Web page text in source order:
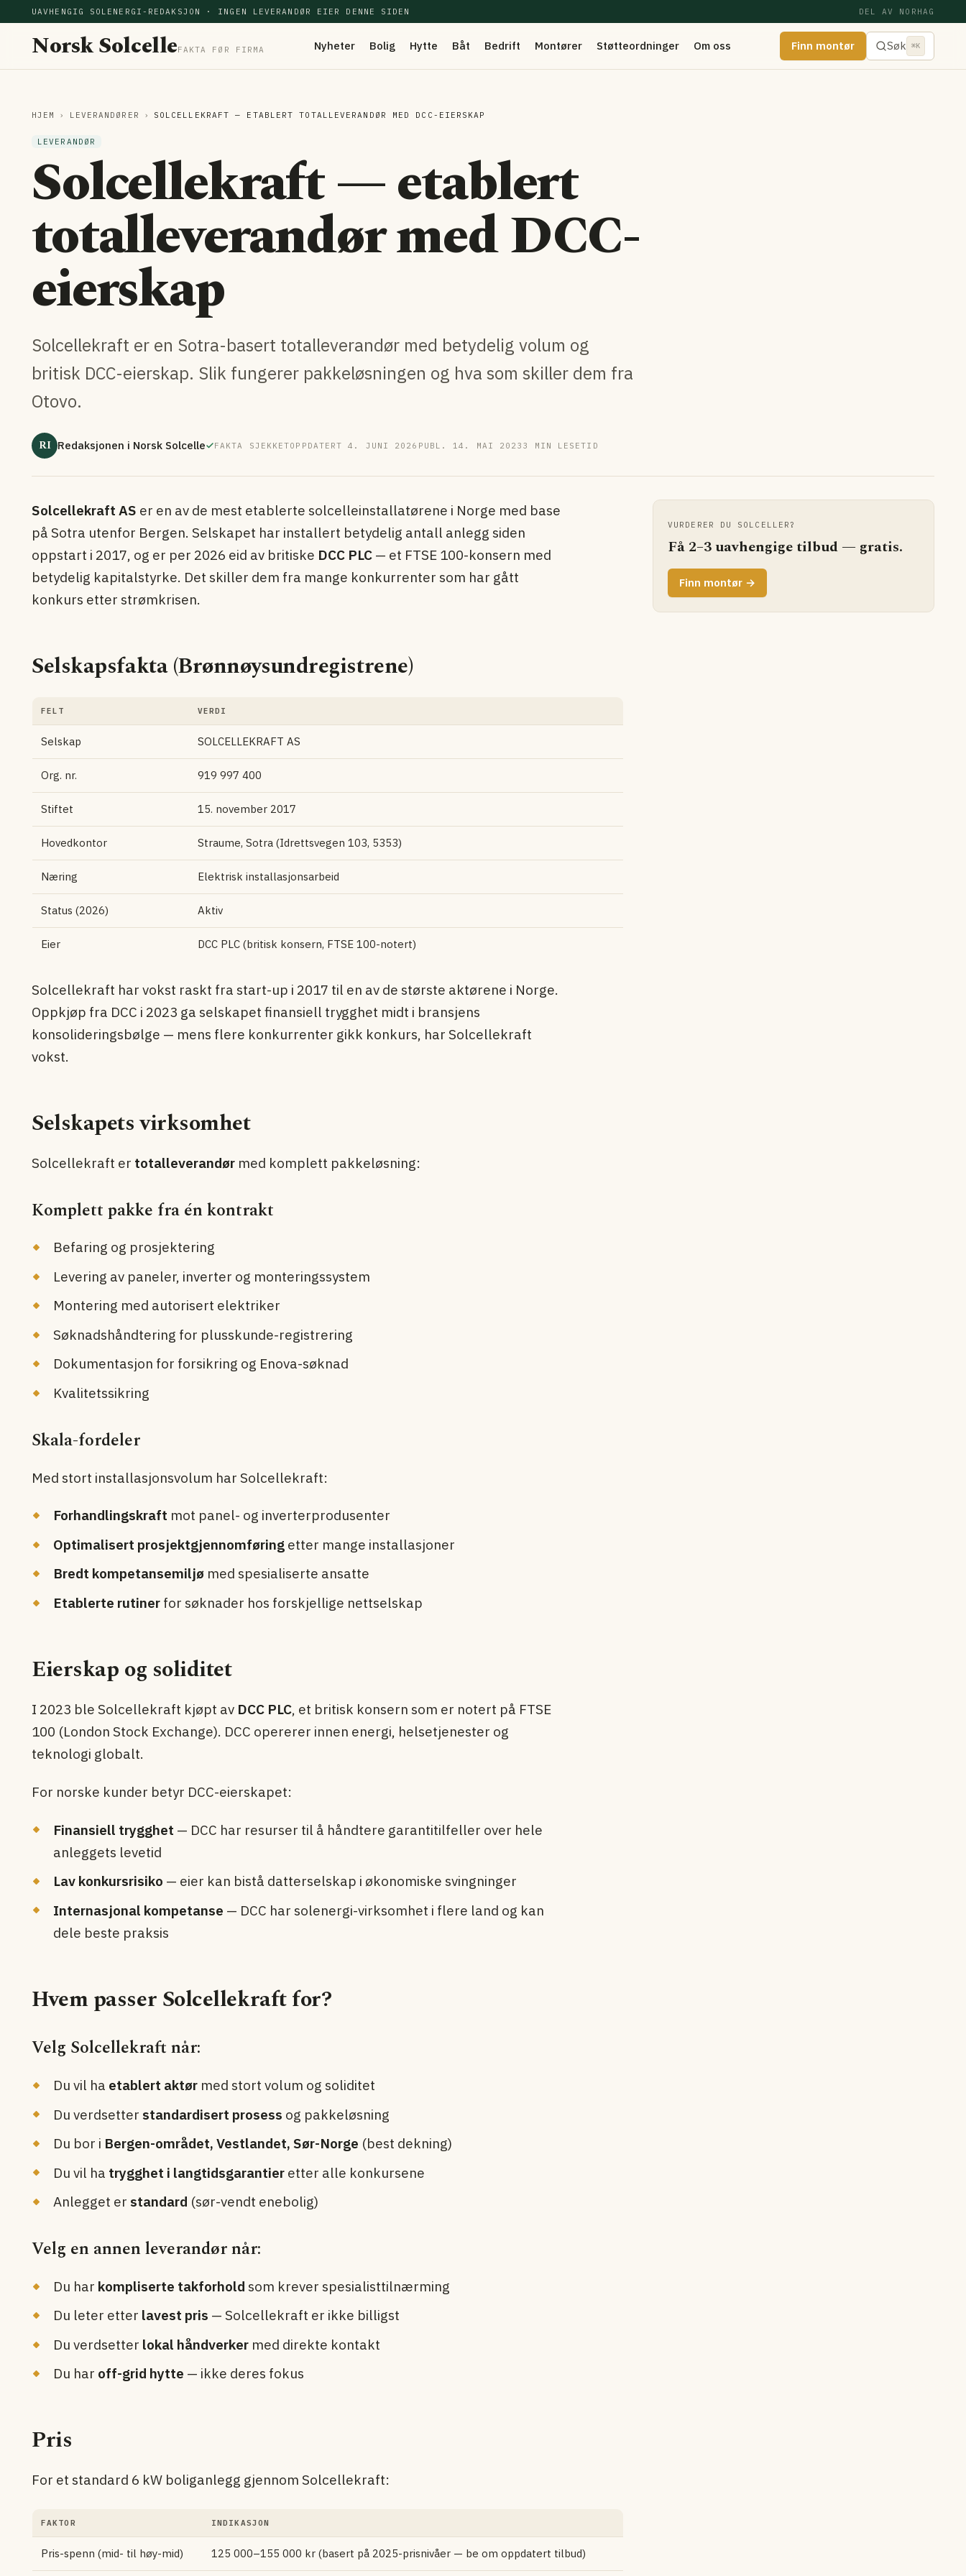
UAVHENGIG SOLENERGI-REDAKSJON · INGEN LEVERANDØR EIER DENNE SIDEN DEL AV NORHAG
Norsk SolcelleFAKTA FØR FIRMA Nyheter Bolig Hytte Båt Bedrift Montører Støtteordninger Om oss Finn montør Søk ⌘K
HJEM › LEVERANDØRER › SOLCELLEKRAFT — ETABLERT TOTALLEVERANDØR MED DCC-EIERSKAP
LEVERANDØR
Solcellekraft — etablert
totalleverandør med DCC-
eierskap
Solcellekraft er en Sotra-basert totalleverandør med betydelig volum og
britisk DCC-eierskap. Slik fungerer pakkeløsningen og hva som skiller dem fra
Otovo.
RI Redaksjonen i Norsk Solcelle FAKTA SJEKKETOPPDATERT 4. JUNI 2026 PUBL. 14. MAI 2023 3 MIN LESETID
VURDERER DU SOLCELLER?
Få 2–3 uavhengige tilbud — gratis.
Finn montør →
Solcellekraft AS er en av de mest etablerte solcelle­installatørene i Norge med base
på Sotra utenfor Bergen. Selskapet har installert betydelig antall anlegg siden
oppstart i 2017, og er per 2026 eid av britiske DCC PLC — et FTSE 100-konsern med
betydelig kapital­styrke. Det skiller dem fra mange konkurrenter som har gått
konkurs etter strømkrisen.
Selskapsfakta (Brønnøysundregistrene)
FELT VERDI
Selskap SOLCELLEKRAFT AS
Org. nr. 919 997 400
Stiftet 15. november 2017
Hovedkontor Straume, Sotra (Idrettsvegen 103, 5353)
Næring Elektrisk installasjonsarbeid
Status (2026) Aktiv
Eier DCC PLC (britisk konsern, FTSE 100-notert)
Solcellekraft har vokst raskt fra start-up i 2017 til en av de største aktørene i Norge.
Oppkjøp fra DCC i 2023 ga selskapet finansiell trygghet midt i bransjens
konsolideringsbølge — mens flere konkurrenter gikk konkurs, har Solcellekraft
vokst.
Selskapets virksomhet
Solcellekraft er totalleverandør med komplett pakkeløsning:
Komplett pakke fra én kontrakt
Befaring og prosjektering
Levering av paneler, inverter og monteringssystem
Montering med autorisert elektriker
Søknads­håndtering for plusskunde-registrering
Dokumentasjon for forsikring og Enova-søknad
Kvalitetssikring
Skala-fordeler
Med stort installasjonsvolum har Solcellekraft:
Forhandlingskraft mot panel- og inverter­produsenter
Optimalisert prosjekt­gjennomføring etter mange installasjoner
Bredt kompetanse­miljø med spesialiserte ansatte
Etablerte rutiner for søknader hos forskjellige nettselskap
Eierskap og soliditet
I 2023 ble Solcellekraft kjøpt av DCC PLC, et britisk konsern som er notert på FTSE
100 (London Stock Exchange). DCC opererer innen energi, helsetjenester og
teknologi globalt.
For norske kunder betyr DCC-eierskapet:
Finansiell trygghet — DCC har resurser til å håndtere garantitilfeller over hele
anleggets levetid
Lav konkursrisiko — eier kan bistå datterselskap i økonomiske svingninger
Internasjonal kompetanse — DCC har solenergi-virksomhet i flere land og kan
dele beste praksis
Hvem passer Solcellekraft for?
Velg Solcellekraft når:
Du vil ha etablert aktør med stort volum og soliditet
Du verdsetter standardisert prosess og pakkeløsning
Du bor i Bergen-området, Vestlandet, Sør-Norge (best dekning)
Du vil ha trygghet i langtidsgarantier etter alle konkursene
Anlegget er standard (sør-vendt enebolig)
Velg en annen leverandør når:
Du har kompliserte takforhold som krever spesialist­tilnærming
Du leter etter lavest pris — Solcellekraft er ikke billigst
Du verdsetter lokal håndverker med direkte kontakt
Du har off-grid hytte — ikke deres fokus
Pris
For et standard 6 kW boliganlegg gjennom Solcellekraft:
FAKTOR INDIKASJON
Pris-spenn (mid- til høy-mid) 125 000–155 000 kr (basert på 2025-prisnivåer — be om oppdatert tilbud)